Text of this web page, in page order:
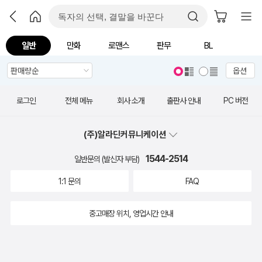
일반 만화 로맨스 판무 BL
옵션
로그인 전체 메뉴 회사 소개 출판사 안내 PC 버전
(주)알라딘커뮤니케이션
일반문의 (발신자 부담) 1544-2514
1:1 문의 FAQ
중고매장 위치, 영업시간 안내